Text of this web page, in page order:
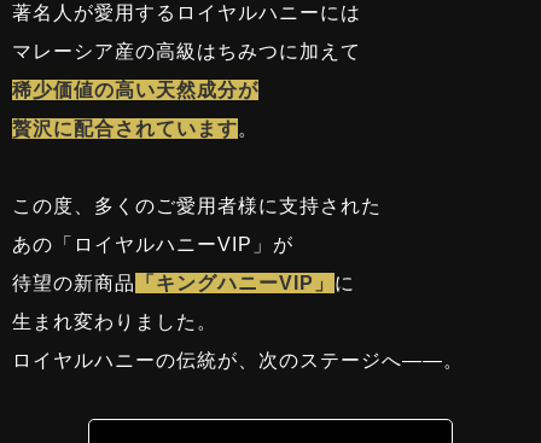
著名人が愛用するロイヤルハニーには
マレーシア産の高級はちみつに加えて
稀少価値の高い天然成分が
贅沢に配合されています。
この度、多くのご愛用者様に支持された
あの「ロイヤルハニーVIP」が
待望の新商品
「キングハニーVIP」 に
生まれ変わりました。
ロイヤルハニーの伝統が、次のステージへ——。